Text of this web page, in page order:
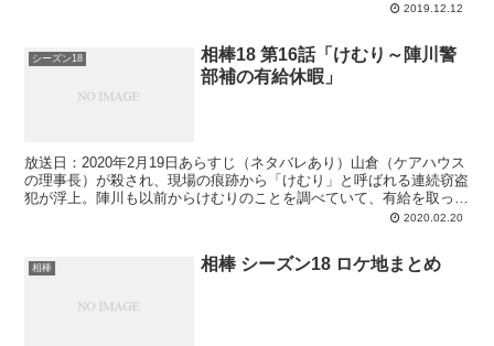
2019.12.12
シーズン18
相棒18 第16話「けむり～陣川警
部補の有給休暇」
放送日：2020年2月19日あらすじ（ネタバレあり）山倉（ケアハウス
の理事長）が殺され、現場の痕跡から「けむり」と呼ばれる連続窃盗
犯が浮上。陣川も以前からけむりのことを調べていて、有給を取って
2020.02.20
相棒 相棒 シーズン18 ロケ地まとめ